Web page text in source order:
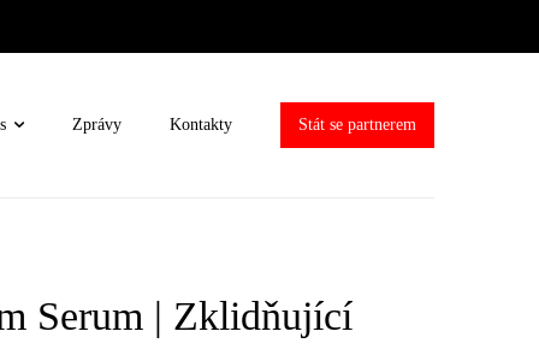
Zprávy Kontakty Stát se partnerem
Serum | Zklidňující